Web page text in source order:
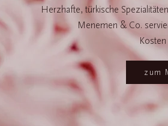
Herzhafte, türkische
Menemen & Co.
zum